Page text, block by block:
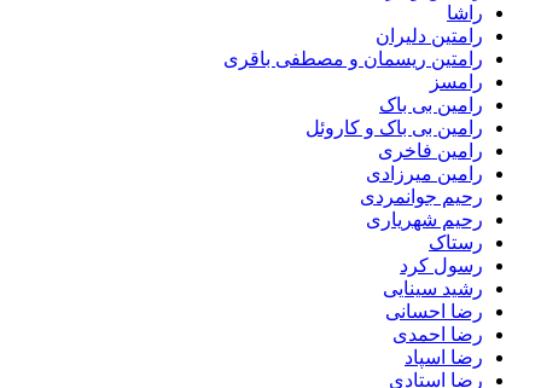
راشا
رامتین دلیران
رامتین ریسمان و مصطفی باقری
رامسز
رامین بی باک
رامین بی باک و کاروئل
رامین فاخری
رامین میرزادی
رحیم جوانمردی
رحیم شهریاری
رستاک
رسول کرد
رشید سینایی
رضا احسانی
رضا احمدی
رضا اسپاد
رضا استادی